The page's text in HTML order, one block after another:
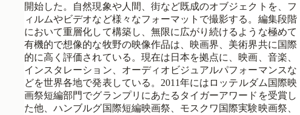
開始した。自然現象や人間、街など既成のオブジェクトを、フ
ィルムやビデオなど様々なフォーマットで撮影する。編集段階
において重層化して構築し、無限に広がり続けるような極めて
有機的で想像的な牧野の映像作品は、映画界、美術界共に国際
的に高く評価されている。現在は日本を拠点に、映画、音楽、
インスタレーション、オーディオビジュアルパフォーマンスな
どを世界各地で発表している。2011年にはロッテルダム国際映
画祭短編部門でグランプリにあたるタイガーアワードを受賞し
た他、ハンブルグ国際短編映画祭、モスクワ国際実験映画祭、